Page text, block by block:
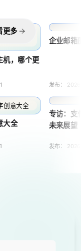
更多
机，哪个更
大全
企业邮箱
发布：
专访：支
未来展望
发布：